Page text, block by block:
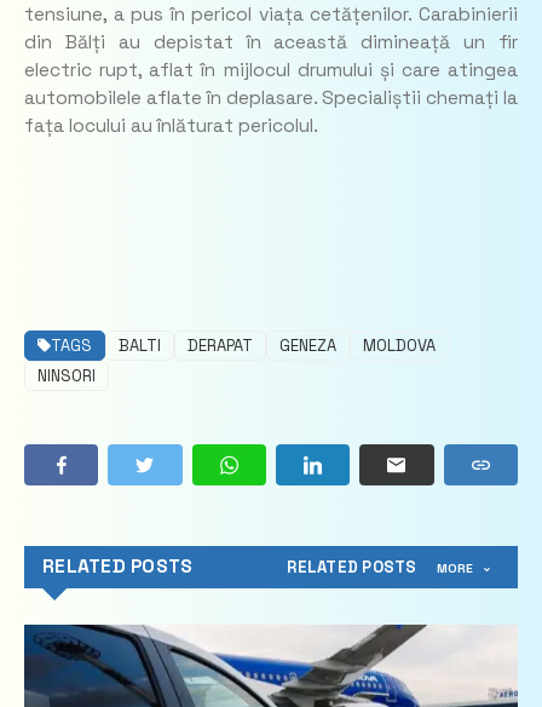
tensiune, a pus în pericol viața cetățenilor. Carabinierii
din Bălți au depistat în această dimineață un fir
electric rupt, aflat în mijlocul drumului și care atingea
automobilele aflate în deplasare. Specialiștii chemați la
fața locului au înlăturat pericolul.
TAGS BALTI DERAPAT GENEZA
MOLDOVA
NINSORI
RELATED POSTS RELATED POSTS MORE